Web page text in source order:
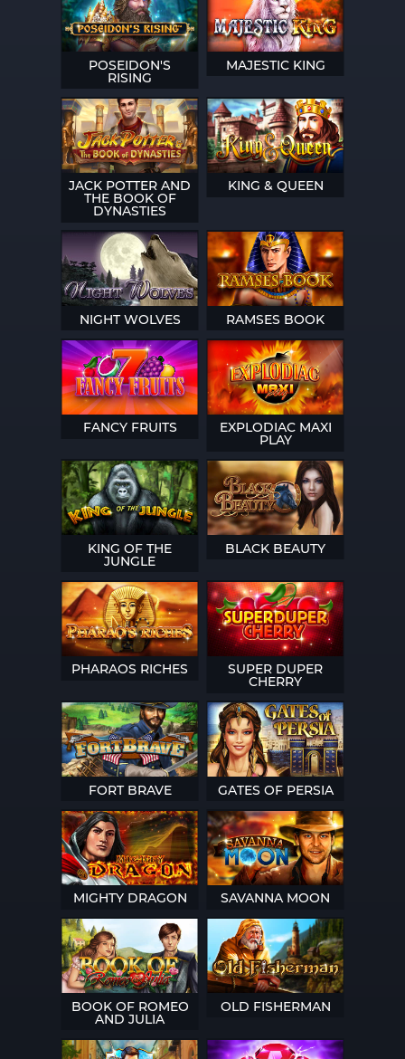
POSEIDON'S
RISING
MAJESTIC KING
JACK POTTER AND
THE BOOK OF
DYNASTIES
KING & QUEEN
NIGHT WOLVES RAMSES BOOK
FANCY FRUITS EXPLODIAC MAXI
PLAY
KING OF THE
JUNGLE
BLACK BEAUTY
PHARAOS RICHES SUPER DUPER
CHERRY
FORT BRAVE GATES OF PERSIA
MIGHTY DRAGON SAVANNA MOON
BOOK OF ROMEO
AND JULIA
OLD FISHERMAN